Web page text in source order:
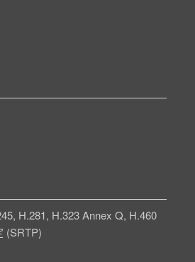
H.281, H.323 Annex Q, H.460
(SRTP)